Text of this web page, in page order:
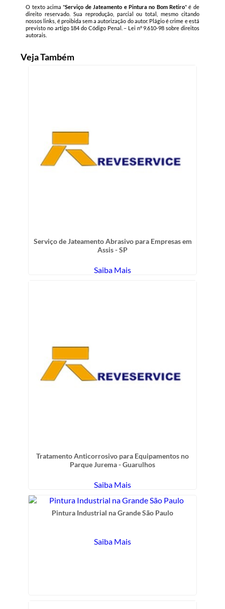
O texto acima "Serviço de Jateamento e Pintura no Bom Retiro" é de
direito reservado. Sua reprodução, parcial ou total, mesmo citando
nossos links, é proibida sem a autorização do autor. Plágio é crime e está
previsto no artigo 184 do Código Penal. – Lei n° 9.610-98 sobre direitos
autorais
Veja Também
Serviço de Jateamento Abrasivo para Empresas em
Assis - SP
Saiba Mais
Tratamento Anticorrosivo para Equipamentos no
Parque Jurema - Guarulhos
Saiba Mais
Pintura Industrial na Grande São Paulo
Saiba Mais